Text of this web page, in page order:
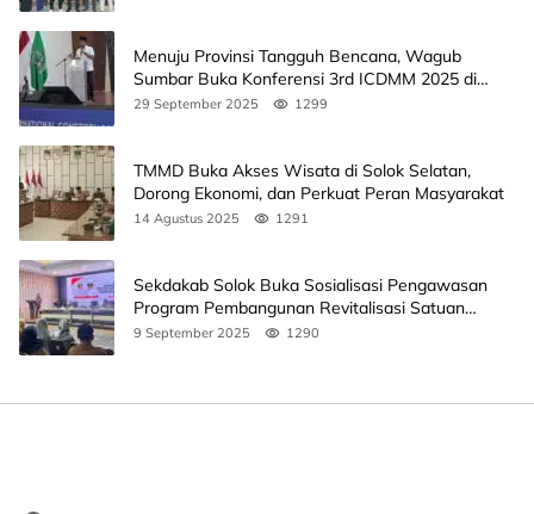
Menuju Provinsi Tangguh Bencana, Wagub
Sumbar Buka Konferensi 3rd ICDMM 2025 di
Unand
29 September 2025 1299
TMMD Buka Akses Wisata di Solok Selatan,
Dorong Ekonomi, dan Perkuat Peran Masyarakat
14 Agustus 2025 1291
Sekdakab Solok Buka Sosialisasi Pengawasan
Program Pembangunan Revitalisasi Satuan
Pendidikan
9 September 2025 1290